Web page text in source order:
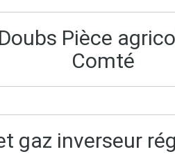
Pièce
Comté
gaz inverseur